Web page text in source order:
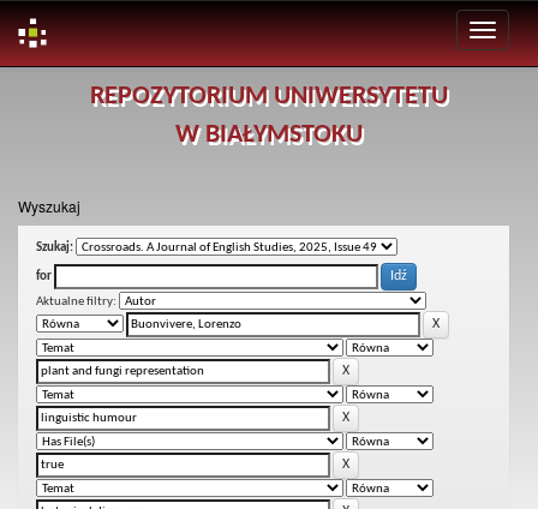
REPOZYTORIUM UNIWERSYTETU
W BIAŁYMSTOKU
Wyszukaj
Szukaj:
for
Aktualne filtry: